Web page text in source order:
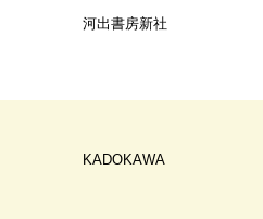
河出書房新社
KADOKAWA